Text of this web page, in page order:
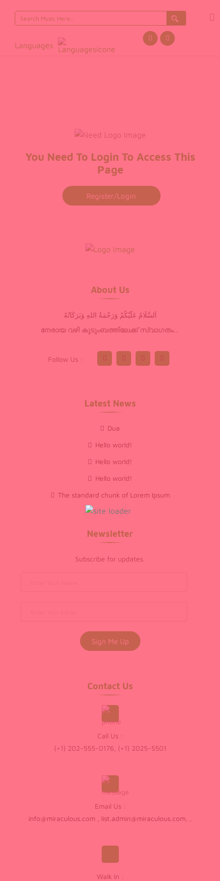
Languages
You Need To Login To Access This
Page
Register/login
About Us
اَلسَّلَامُ عَلَٓيْكُمْ وَرَحْمَةُ اللهِ وَبَرَكَاتُهُ
നേരായ വഴി കുടുംബത്തിലേക്ക് സ്വാഗതം…
Follow Us :
Latest News
Dua
Hello world!
Hello world!
Hello world!
The standard chunk of Lorem Ipsum
Newsletter
Subscribe for updates.
Contact Us
Call Us :
(+1) 202-555-0176, (+1) 2025-5501
Email Us :
info@miraculous.com
list.admin@miraculous.com
Walk In :